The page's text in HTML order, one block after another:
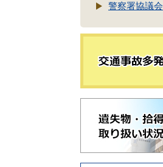
警察署協議会